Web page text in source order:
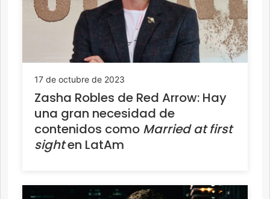
17 de octubre de 2023
Zasha Robles de Red Arrow: Hay
una gran necesidad de
contenidos como Married at first
sighten LatAm